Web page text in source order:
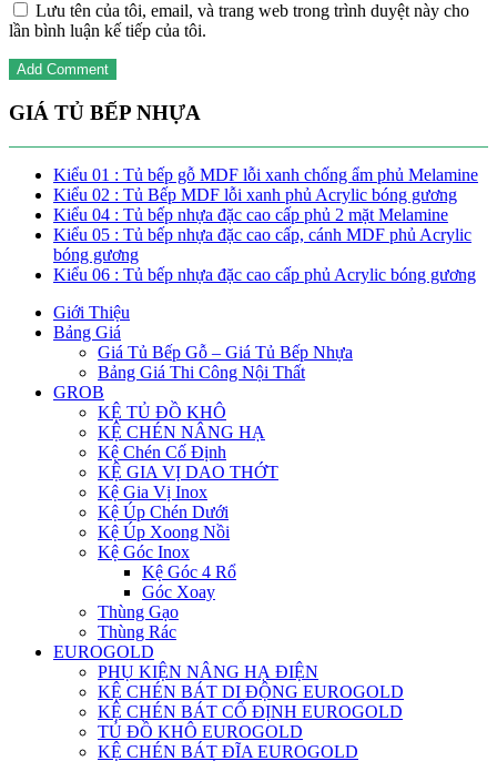
Lưu tên của tôi, email, và trang web trong trình duyệt này cho
lần bình luận kế tiếp của tôi.
GIÁ TỦ BẾP NHỰA
Kiểu 01 : Tủ bếp gỗ MDF lỗi xanh chống ẩm phủ Melamine
Kiểu 02 : Tủ Bếp MDF lỗi xanh phủ Acrylic bóng gương
Kiểu 04 : Tủ bếp nhựa đặc cao cấp phủ 2 mặt Melamine
Kiểu 05 : Tủ bếp nhựa đặc cao cấp, cánh MDF phủ Acrylic
bóng gương
Kiểu 06 : Tủ bếp nhựa đặc cao cấp phủ Acrylic bóng gương
Giới Thiệu
Bảng Giá
Giá Tủ Bếp Gỗ – Giá Tủ Bếp Nhựa
Bảng Giá Thi Công Nội Thất
GROB
KỆ TỦ ĐỒ KHÔ
KỆ CHÉN NÂNG HẠ
Kệ Chén Cố Định
KỆ GIA VỊ DAO THỚT
Kệ Gia Vị Inox
Kệ Úp Chén Dưới
Kệ Úp Xoong Nồi
Kệ Góc Inox
Kệ Góc 4 Rổ
Góc Xoay
Thùng Gạo
Thùng Rác
EUROGOLD
PHỤ KIỆN NÂNG HẠ ĐIỆN
KỆ CHÉN BÁT DI ĐỘNG EUROGOLD
KỆ CHÉN BÁT CỐ ĐỊNH EUROGOLD
TỦ ĐỒ KHÔ EUROGOLD
KỆ CHÉN BÁT ĐĨA EUROGOLD